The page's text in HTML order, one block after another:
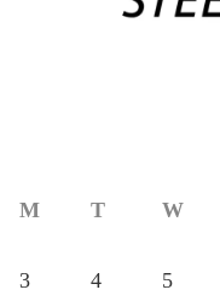
M T W
3
4 5